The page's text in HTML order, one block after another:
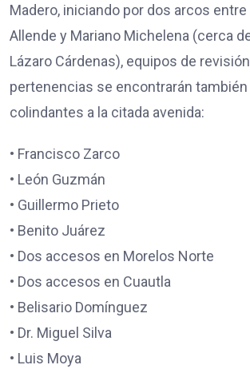
Madero, iniciando por dos arcos
Allende y Mariano Michelena (cerca
Lázaro Cárdenas), equipos de
pertenencias se encontrarán
colindantes a la citada avenida:
•⁠ ⁠Francisco Zarco
•⁠ ⁠León Guzmán
•⁠ ⁠Guillermo Prieto
•⁠ ⁠Benito Juárez
•⁠ ⁠Dos accesos en Morelos Norte
•⁠ ⁠Dos accesos en Cuautla
•⁠ ⁠Belisario Domínguez
•⁠ ⁠Dr. Miguel Silva
•⁠ ⁠Luis Moya